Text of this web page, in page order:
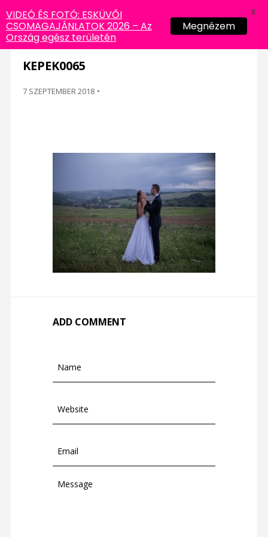
KEPEK0065
7 SZEPTEMBER 2018 -
ADD COMMENT
VIDEÓ ÉS FOTÓ: ESKÜVŐI
CSOMAGAJÁNLATOK 2026 – Az
Ország egész területén
Megnézem
X